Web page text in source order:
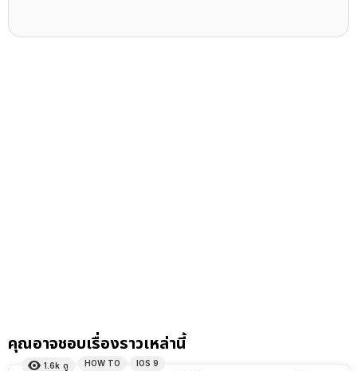
คุณอาจชอบเรื่องราวเหล่านี้
1.6k ดู HOW TO IOS 9